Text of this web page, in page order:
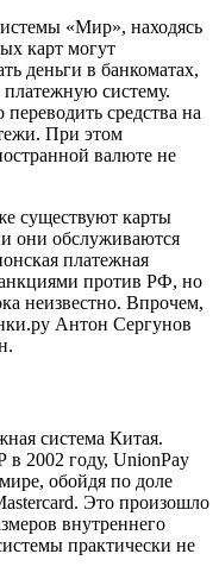
«Мир», находясь
карт могут
деньги в банкоматах,
систему.
средства на
При этом
валюте не
существуют карты
они обслуживаются
платежная
против РФ, но
неизвестно. Впрочем,
Антон Сергунов
система Китая.
2002 году, UnionPay
обойдя по доле
Это произошло
внутреннего
практически не